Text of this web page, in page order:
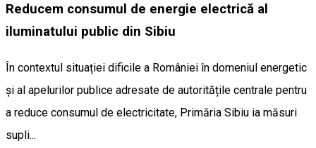
Reducem consumul de energie electrică al
iluminatului public din Sibiu
În contextul situației dificile a României în domeniul energetic
și al apelurilor publice adresate de autoritățile centrale pentru
a reduce consumul de electricitate, Primăria Sibiu ia măsuri
supli...